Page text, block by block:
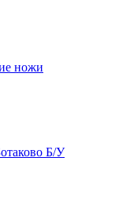
ножи
Б/У